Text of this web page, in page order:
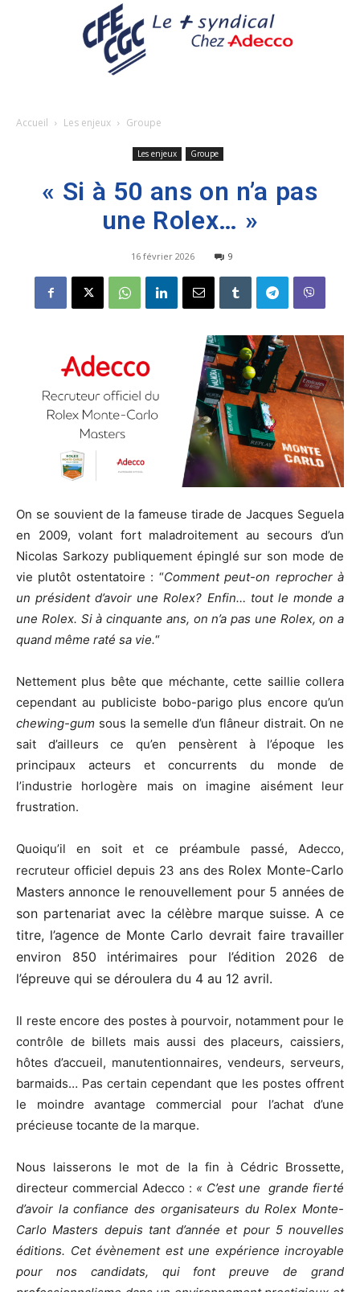
Accueil Les enjeux Groupe
Les enjeux Groupe
« Si à 50 ans on n’a pas
une Rolex… »
16 février 2026 9
On se souvient de la fameuse tirade de Jacques Seguela
en 2009, volant fort maladroitement au secours d’un
Nicolas Sarkozy publiquement épinglé sur son mode de
vie plutôt ostentatoire : “Comment peut-on reprocher à
un président d’avoir une Rolex? Enfin… tout le monde a
une Rolex. Si à cinquante ans, on n’a pas une Rolex, on a
quand même raté sa vie.“
Nettement plus bête que méchante, cette saillie collera
cependant au publiciste bobo-parigo plus encore qu’un
chewing-gum sous la semelle d’un flâneur distrait. On ne
sait d’ailleurs ce qu’en pensèrent à l’époque les
principaux acteurs et concurrents du monde de
l’industrie horlogère mais on imagine aisément leur
frustration.
Quoiqu’il en soit et ce préambule passé, Adecco,
recruteur officiel depuis 23 ans des Rolex Monte-Carlo
Masters annonce le renouvellement pour 5 années de
son partenariat avec la célèbre marque suisse. A ce
titre, l’agence de Monte Carlo devrait faire travailler
environ 850 intérimaires pour l’édition 2026 de
l’épreuve qui se déroulera du 4 au 12 avril.
Il reste encore des postes à pourvoir, notamment pour le
contrôle de billets mais aussi des placeurs, caissiers,
hôtes d’accueil, manutentionnaires, vendeurs, serveurs,
barmaids… Pas certain cependant que les postes offrent
le moindre avantage commercial pour l’achat d’une
précieuse tocante de la marque.
Nous laisserons le mot de la fin à Cédric Brossette,
directeur commercial Adecco : « C’est une grande fierté
d’avoir la confiance des organisateurs du Rolex Monte-
Carlo Masters depuis tant d’année et pour 5 nouvelles
éditions. Cet évènement est une expérience incroyable
pour nos candidats, qui font preuve de grand